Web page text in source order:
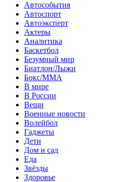
Автособытия
Автоспорт
Автоэксперт
Актеры
Аналитика
Баскетбол
Безумный мир
Биатлон/Лыжи
Бокс/MMA
В мире
В России
Вещи
Военные новости
Волейбол
Гаджеты
Дети
Дом и сад
Еда
Звёзды
Здоровье